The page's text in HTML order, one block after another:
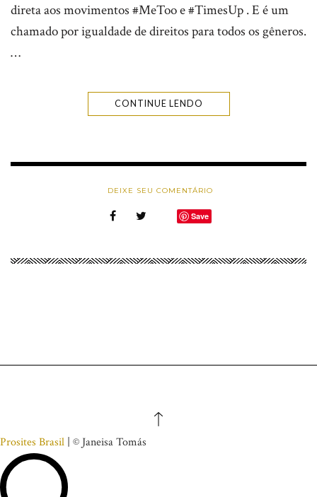
direta aos movimentos #MeToo e #TimesUp . E é um
chamado por igualdade de direitos para todos os gêneros.
…
CONTINUE LENDO
DEIXE SEU COMENTÁRIO
Save
Prosites Brasil | © Janeisa Tomás